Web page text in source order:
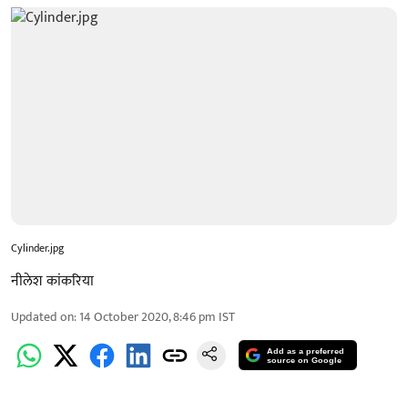
Cylinder.jpg
नीलेश कांकरिया
Updated on:14 October 2020, 8:46 pm IST
Add as a preferred
source on Google